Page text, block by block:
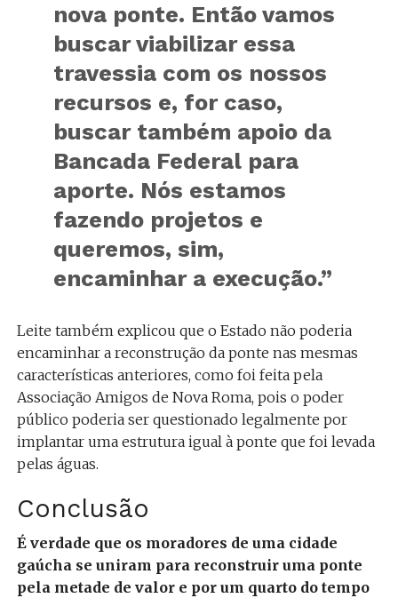
nova ponte. Então vamos
buscar viabilizar essa
travessia com os nossos
recursos e, for caso,
buscar também apoio da
Bancada Federal para
aporte. Nós estamos
fazendo projetos e
queremos, sim,
encaminhar a execução.”
Leite também explicou que o Estado não poderia
encaminhar a reconstrução da ponte nas mesmas
características anteriores, como foi feita pela
Associação Amigos de Nova Roma, pois o poder
público poderia ser questionado legalmente por
implantar uma estrutura igual à ponte que foi levada
pelas águas.
Conclusão
É verdade que os moradores de uma cidade
gaúcha se uniram para reconstruir uma ponte
pela metade de valor e por um quarto do tempo